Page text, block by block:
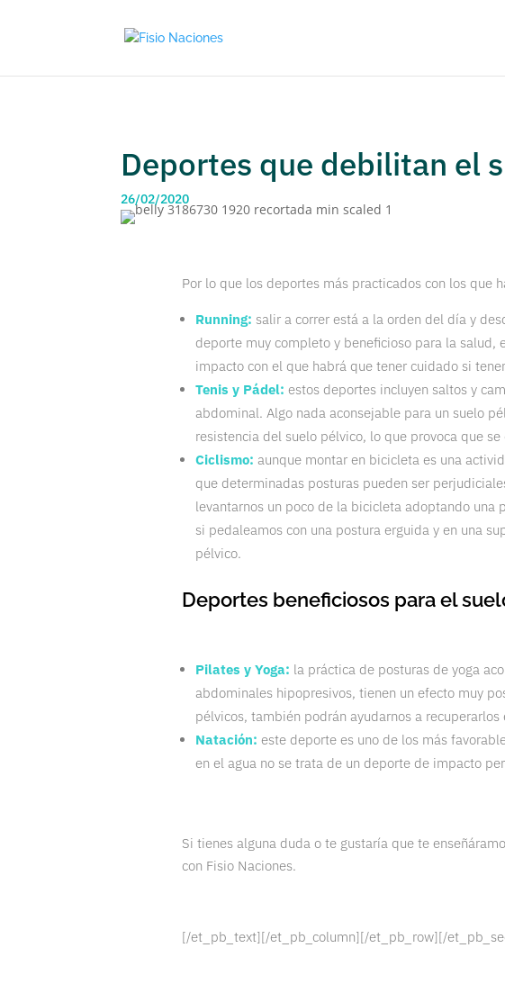
Deportes que debilitan el
26/02/2020
Por lo que los deportes más practicados con los que
Running: salir a correr está a la orden del día y
deporte muy completo y beneficioso para la salud,
impacto con el que habrá que tener cuidado si
Tenis y Pádel: estos deportes incluyen saltos y
abdominal. Algo nada aconsejable para un suelo
resistencia del suelo pélvico, lo que provoca que
Ciclismo: aunque montar en bicicleta es una
que determinadas posturas pueden ser
levantarnos un poco de la bicicleta adoptando una
si pedaleamos con una postura erguida y en una
pélvico.
Deportes beneficiosos para el
Pilates y Yoga: la práctica de posturas de yoga
abdominales hipopresivos, tienen un efecto muy
pélvicos, también podrán ayudarnos a
Natación: este deporte es uno de los más
en el agua no se trata de un deporte de impacto
Si tienes alguna duda o te gustaría que te
con Fisio Naciones.
[/et_pb_text][/et_pb_column][/et_pb_row][/